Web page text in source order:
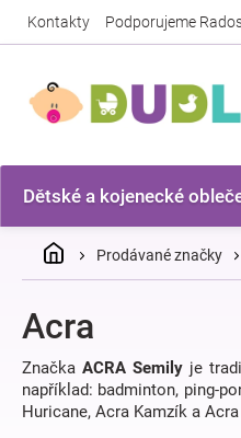
Kontakty Podporujeme
Dětské a kojenecké
DomůProdávané značky
Acra
ZnačkaACRA Semily je
například: badminton, ping-
Huricane, Acra Kamzík a